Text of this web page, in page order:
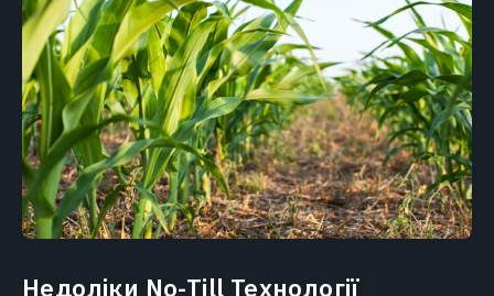
Недоліки No-Till Технології